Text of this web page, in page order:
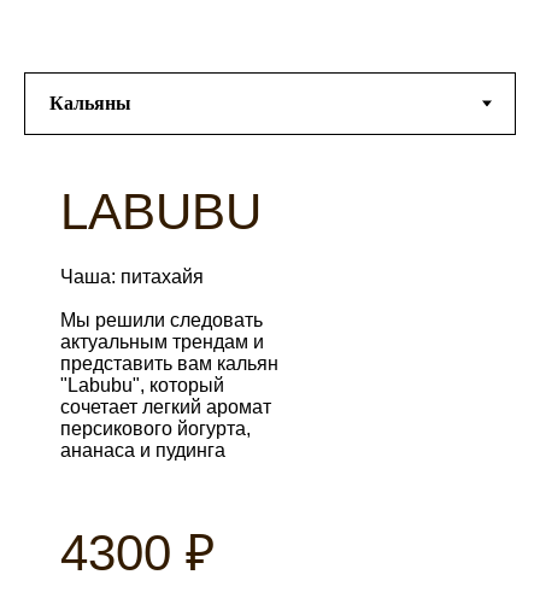
4300 ₽
Чаша: питахайя
Мы решили следовать
актуальным трендам и
представить вам кальян
"Labubu", который
сочетает легкий аромат
персикового йогурта,
ананаса и пудинга
LABUBU